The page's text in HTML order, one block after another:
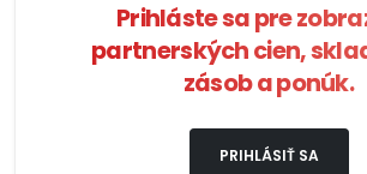
Prihláste sa pre
partnerských cien,
zásob a ponúk.
PRIHLÁSIŤ SA